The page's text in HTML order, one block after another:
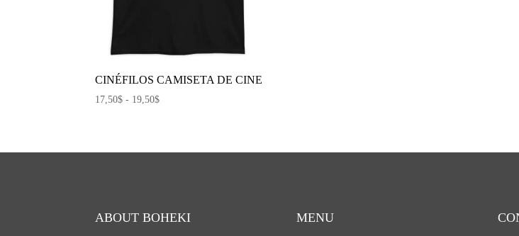
CINÉFILOS CAMISETA DE CINE
17,50$ - 19,50$Rango
ABOUT BOHEKI MENU